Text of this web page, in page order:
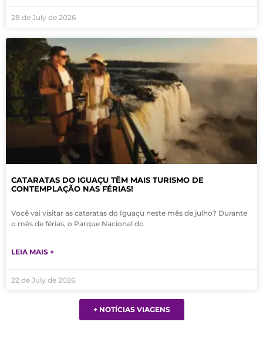
28 de July de 2026
CATARATAS DO IGUAÇU TÊM MAIS TURISMO DE
CONTEMPLAÇÃO NAS FÉRIAS!
Você vai visitar as cataratas do Iguaçu neste mês de julho? Durante
o mês de férias, o Parque Nacional do
LEIA MAIS +
22 de July de 2026
+ NOTÍCIAS VIAGENS